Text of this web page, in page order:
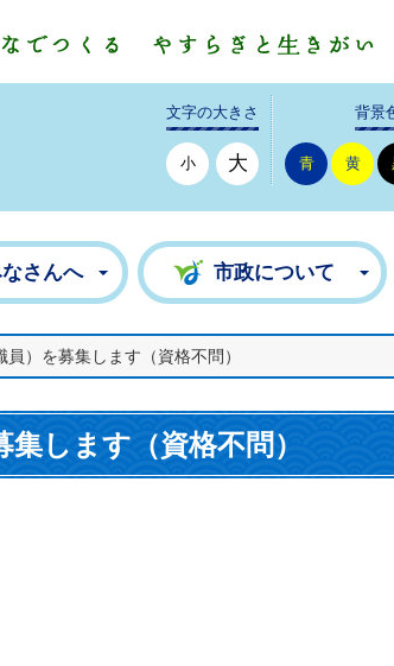
文字の大きさ
小 大
背景
青 黄
さんへ 市政について
）を募集します（資格不問）
します（資格不問）